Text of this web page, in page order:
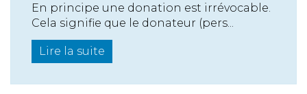
En principe une donation est irrévocable.
Cela signifie que le donateur (pers...
Lire la suite